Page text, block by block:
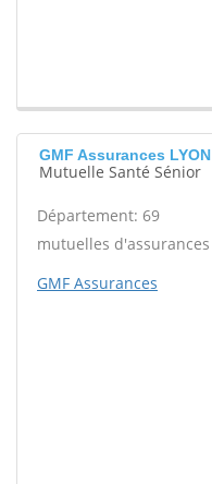
GMF Assurances LYON
Mutuelle Santé Sénior
Département: 69
mutuelles d'assurances
GMF Assurances